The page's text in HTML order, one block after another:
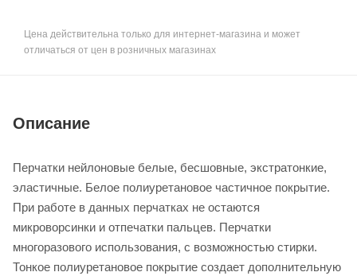
Цена действительна только для интернет-магазина и может
отличаться от цен в розничных магазинах
Описание
Перчатки нейлоновые белые, бесшовные, экстратонкие,
эластичные. Белое полиуретановое частичное покрытие.
При работе в данных перчатках не остаются
микроворсинки и отпечатки пальцев. Перчатки
многоразового использования, с возможностью стирки.
Тонкое полиуретановое покрытие создает дополнительную